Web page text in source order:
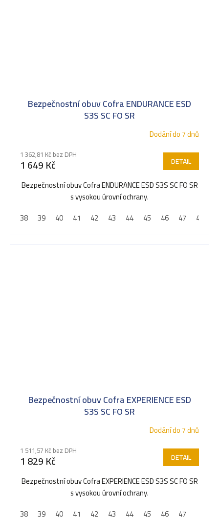
Bezpečnostní obuv Cofra ENDURANCE ESD
S3S SC FO SR
Dodání do 7 dnů
1 362,81 Kč bez DPH
1 649 Kč DETAIL
Bezpečnostní obuv Cofra ENDURANCE ESD S3S SC FO SR
s vysokou úrovní ochrany.
38
39 40 41 42 43 44 45 46 47 48
Bezpečnostní obuv Cofra EXPERIENCE ESD
S3S SC FO SR
Dodání do 7 dnů
1 511,57 Kč bez DPH
1 829 Kč DETAIL
Bezpečnostní obuv Cofra EXPERIENCE ESD S3S SC FO SR
s vysokou úrovní ochrany.
38
39 40 41 42 43 44 45 46 47